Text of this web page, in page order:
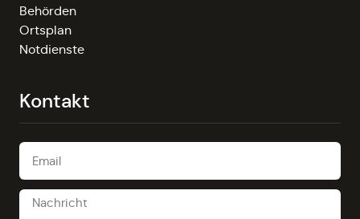
Behörden
Ortsplan
Notdienste
Kontakt